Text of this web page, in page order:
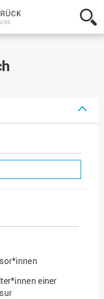
Hochschule
Osnabrück
-
einer